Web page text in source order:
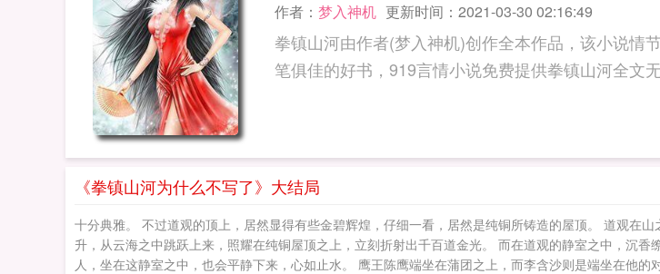
作者： 梦入神机 更新时间：2021-03-30 02:16:49
拳镇山河由作者(梦入神机)创作全本作品，该小说情
《拳镇山河为什么不写了》大结局
十分典雅。 不过道观的顶上，居然显得有些金碧辉煌，仔细一看，居然是纯铜所铸造的屋顶。 道观在
升，从云海之中跳跃上来，照耀在纯铜屋顶之上，立刻折射出千百道金光。 而在道观的静室之中，沉
人，坐在这静室之中，也会平静下来，心如止水。 鹰王陈鹰端坐在蒲团之上，而李含沙则是端坐在他